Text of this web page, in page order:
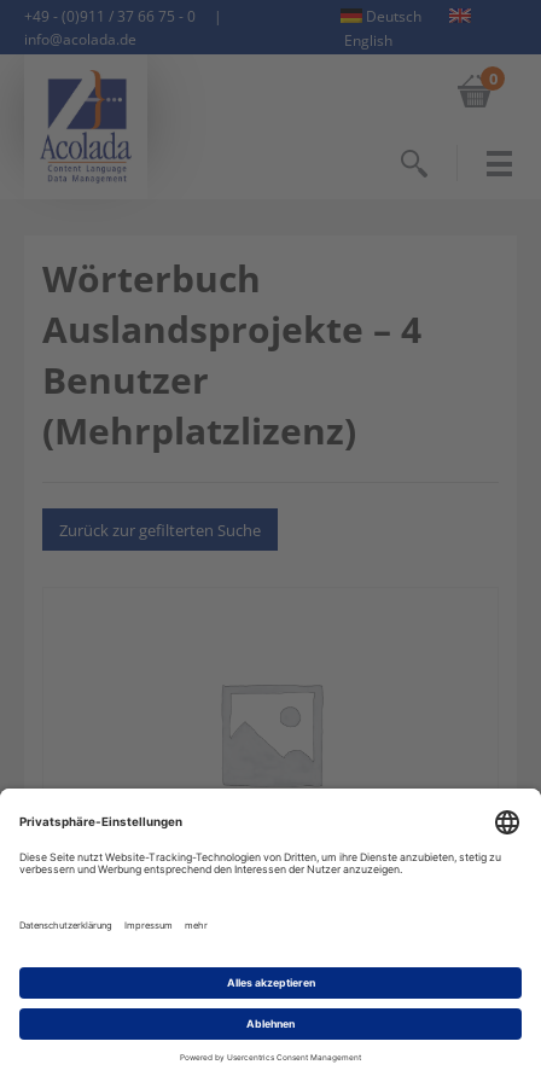
+49 - (0)911 / 37 66 75 - 0
|
info@acolada.de
Deutsch
English
0
Wörterbuch
Auslandsprojekte – 4
Benutzer
(Mehrplatzlizenz)
Zurück zur gefilterten Suche
Wörterbuch
-
4
(Mehrplatzlizenz)